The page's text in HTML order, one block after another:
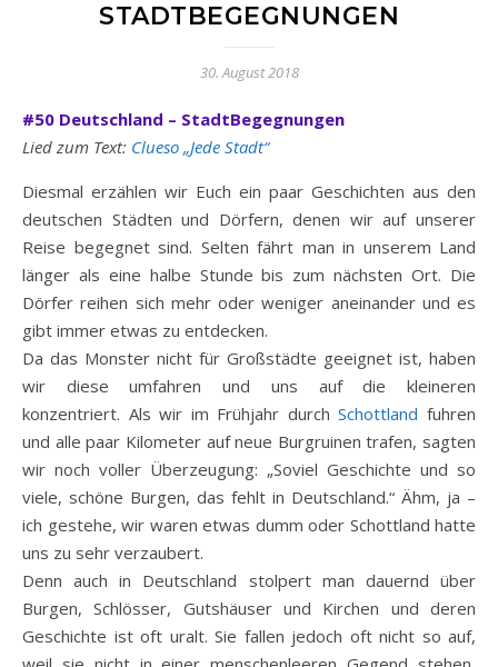
STADTBEGEGNUNGEN
30. August 2018
#50 Deutschland – StadtBegegnungen
Lied zum Text: Clueso „Jede Stadt“
Diesmal erzählen wir Euch ein paar Geschichten aus den
deutschen Städten und Dörfern, denen wir auf unserer
Reise begegnet sind. Selten fährt man in unserem Land
länger als eine halbe Stunde bis zum nächsten Ort. Die
Dörfer reihen sich mehr oder weniger aneinander und es
gibt immer etwas zu entdecken.
Da das Monster nicht für Großstädte geeignet ist, haben
wir diese umfahren und uns auf die kleineren
konzentriert. Als wir im Frühjahr durchSchottland fuhren
und alle paar Kilometer auf neue Burgruinen trafen, sagten
wir noch voller Überzeugung: „Soviel Geschichte und so
viele, schöne Burgen, das fehlt in Deutschland.“ Ähm, ja –
ich gestehe, wir waren etwas dumm oder Schottland hatte
uns zu sehr verzaubert.
Denn auch in Deutschland stolpert man dauernd über
Burgen, Schlösser, Gutshäuser und Kirchen und deren
Geschichte ist oft uralt. Sie fallen jedoch oft nicht so auf,